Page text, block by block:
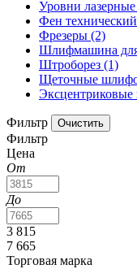
Уровни лазерные
Фен технический
Фрезеры (2)
Шлифмашина для
Штроборез (1)
Щеточные
Фильтр
Фильтр
Цена
От
До
3 815
7 665
Торговая марка